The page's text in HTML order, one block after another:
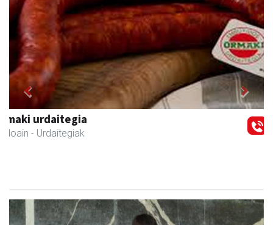
GF akademia
Andoain - Akademiak
Previous Next